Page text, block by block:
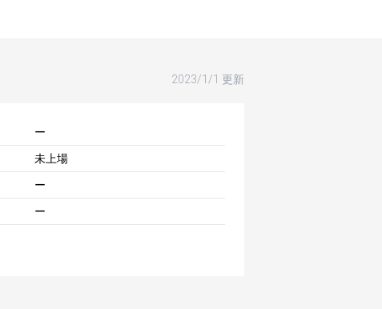
2023/1/1 更新
ー
未上場
ー
ー